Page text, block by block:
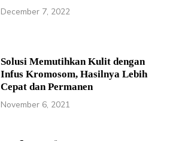
December 7, 2022
Solusi Memutihkan Kulit dengan
Infus Kromosom, Hasilnya Lebih
Cepat dan Permanen
November 6, 2021